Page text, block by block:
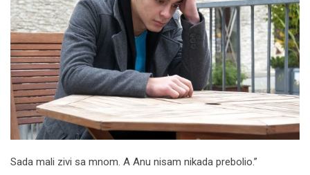
Sada mali zivi sa mnom. A Anu nisam nikada prebolio.”